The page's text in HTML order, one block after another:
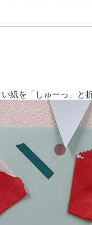
を「しゅーっ」と